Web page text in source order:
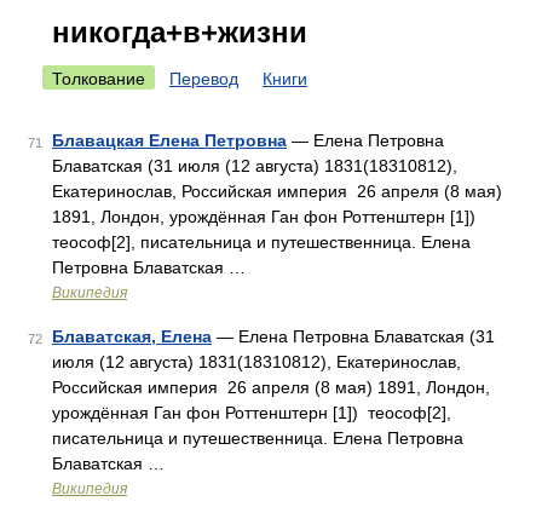
никогда+в+жизни
Толкование Перевод Книги
71 Блавацкая Елена Петровна — Елена Петровна
Блаватская (31 июля (12 августа) 1831(18310812),
Екатеринослав, Российская империя 26 апреля (8 мая)
1891, Лондон, урождённая Ган фон Роттенштерн [1])
теософ[2], писательница и путешественница. Елена
Петровна Блаватская …
Википедия
72 Блаватская, Елена — Елена Петровна Блаватская (31
июля (12 августа) 1831(18310812), Екатеринослав,
Российская империя 26 апреля (8 мая) 1891, Лондон,
урождённая Ган фон Роттенштерн [1]) теософ[2],
писательница и путешественница. Елена Петровна
Блаватская …
Википедия